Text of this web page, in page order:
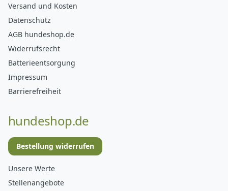
Versand und Kosten
Datenschutz
AGB hundeshop.de
Widerrufsrecht
Batterieentsorgung
Impressum
Barrierefreiheit
hundeshop.de
Bestellung widerrufen
Unsere Werte
Stellenangebote